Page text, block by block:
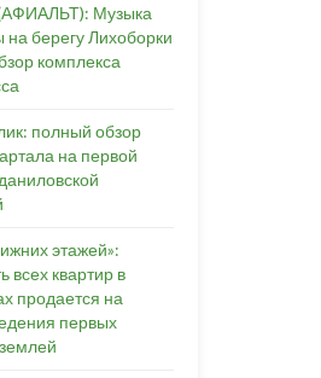
Музыка
на берегу Лихоборки
комплекса
полный обзор
на первой
этажей»:
всех квартир в
продается на
первых